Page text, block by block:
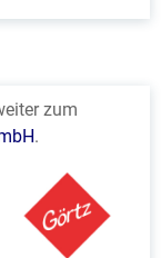
zum
.